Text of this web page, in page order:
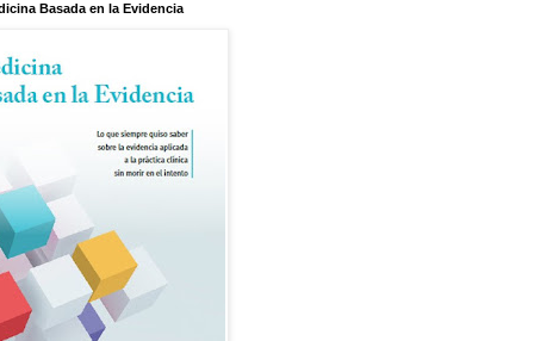
Basada en la Evidencia